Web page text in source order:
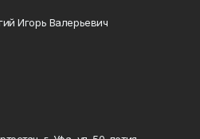
Игорь Валерьевич